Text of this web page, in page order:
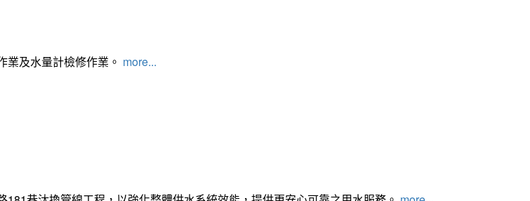
及水量計檢修作業。 more...